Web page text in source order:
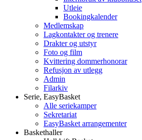
Utleie
Bookingkalender
Medlemskap
Lagkontakter og trenere
Drakter og utstyr
Foto og film
Kvittering dommerhonorar
Refusjon av utlegg
Admin
Filarkiv
Serie, EasyBasket
Alle seriekamper
Sekretariat
EasyBasket arrangementer
Baskethaller